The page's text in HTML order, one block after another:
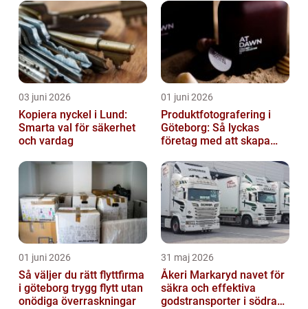
03 juni 2026
Kopiera nyckel i Lund:
Smarta val för säkerhet
och vardag
01 juni 2026
Produktfotografering i
Göteborg: Så lyckas
företag med att skapa
01 juni 2026
Så väljer du rätt flyttfirma
i göteborg trygg flytt utan
onödiga överraskningar
31 maj 2026
Åkeri Markaryd navet för
säkra och effektiva
godstransporter i södra